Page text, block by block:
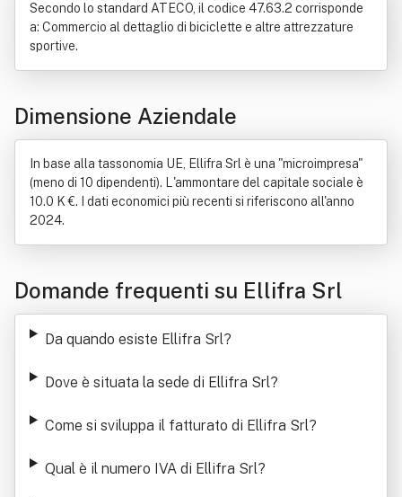
Secondo lo standard ATECO, il codice 47.63.2 corrisponde
a: Commercio al dettaglio di biciclette e altre attrezzature
sportive.
Dimensione Aziendale
In base alla tassonomia UE, Ellifra Srl è una "microimpresa"
(meno di 10 dipendenti). L'ammontare del capitale sociale è
10.0 K €. I dati economici più recenti si riferiscono all'anno
2024.
Domande frequenti su Ellifra Srl
Da quando esiste Ellifra Srl?
Dove è situata la sede di Ellifra Srl?
Come si sviluppa il fatturato di Ellifra Srl?
Qual è il numero IVA di Ellifra Srl?